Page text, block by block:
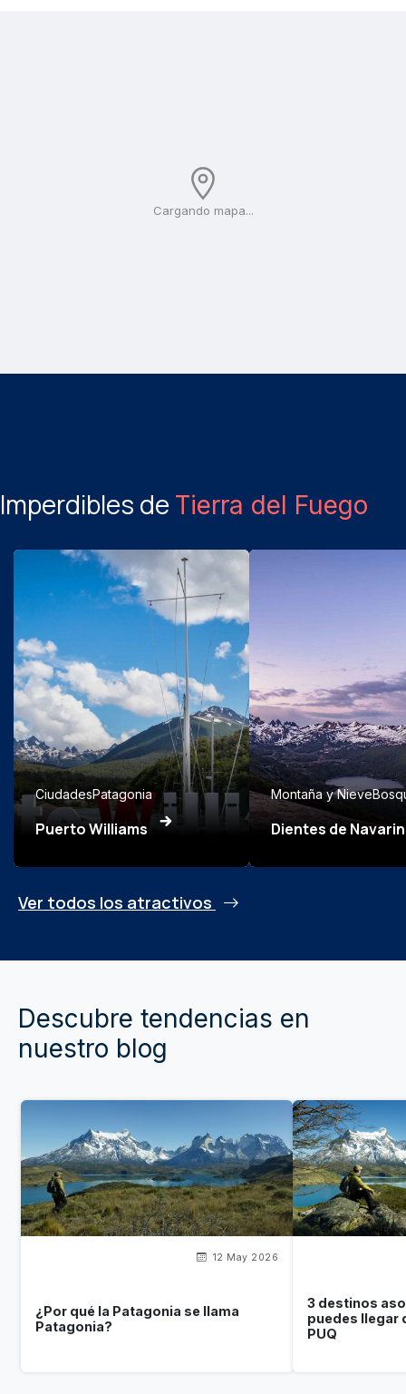
Cargando mapa...
Imperdibles de Tierra del Fuego
CiudadesPatagonia
Puerto Williams
Montaña y Nieve
Dientes de
Ver todos los atractivos
Descubre tendencias en
nuestro blog
12 May 2026
¿Por qué la Patagonia se llama
Patagonia?
3 destinos
puedes llegar
PUQ